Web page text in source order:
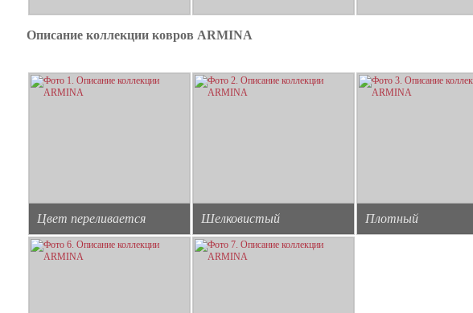
Описание коллекции ковров ARMINA
Цвет переливается Шелковистый Плотный